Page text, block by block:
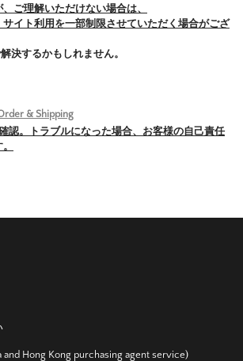
ご理解いただけない場合は、
サイト利用を一部制限させていただく場合がござ
決するかもしれません。
& Shipping
認。トラブルになった場合、お客様の自己責任
and Hong Kong purchasing agent service)